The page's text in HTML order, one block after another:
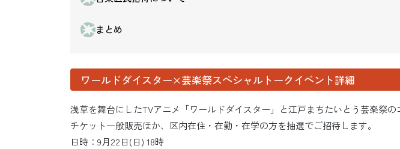
まとめ
ワールドダイスター×芸楽祭スペシャルトークイベント詳細
浅草を舞台にしたTVアニメ「ワールドダイスター」と江戸まちたいとう芸楽祭の
チケット一般販売ほか、区内在住・在勤・在学の方を抽選でご招待します。
日時：9月22日(日) 18時